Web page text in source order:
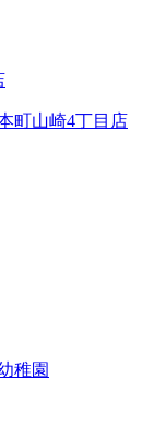
町山崎4丁目店
稚園